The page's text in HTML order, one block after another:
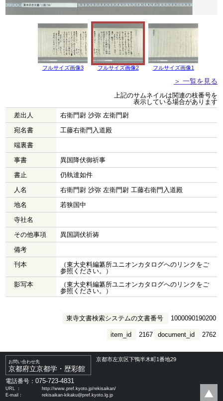
フルサイズ画像3 フルサイズ画像2 フルサイズ画像1
＞ 一覧を見る
上記のサムネイルは関連の枝番号を
表示している場合があります
差出人
右衛門尉 沙弥 左衛門尉
宛名書
工藤右衛門入道殿
端裏書
事書
異国降伏御祈事
書止
仍執達如件
人名
右衛門尉 沙弥 左衛門尉 工藤右衛門入道殿
地名
若狭国中
寺社名
その他事項
異国調伏祈祷
備考
刊本
（東大史料編纂所ユニオンカタログへのリンクをご
参照ください。）
影写本
（東大史料編纂所ユニオンカタログへのリンクをご
参照ください。）
東寺文書検索システムの文書番号 1000090190200
document_id 2762
item_id 2167
お問い合わせ先
京都府立京都学・歴彩館
京都市左京区下鴨半木町1番地29
電話番号：075-723-4831
URL ：
http://www.pref.kyoto.jp/rekisaikan/
E-mail：
rekisaikan-kikaku@pref.kyoto.lg.jp